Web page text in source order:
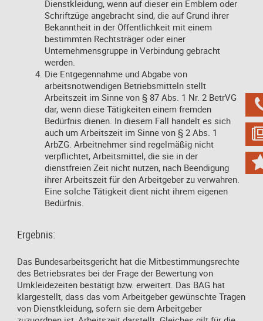
Dienstkleidung, wenn auf dieser ein Emblem oder
Schriftzüge angebracht sind, die auf Grund ihrer
Bekanntheit in der Öffentlichkeit mit einem
bestimmten Rechtsträger oder einer
Unternehmensgruppe in Verbindung gebracht
werden.
Die Entgegennahme und Abgabe von
arbeitsnotwendigen Betriebsmitteln stellt
Arbeitszeit im Sinne von § 87 Abs. 1 Nr. 2 BetrVG
dar, wenn diese Tätigkeiten einem fremden
Bedürfnis dienen. In diesem Fall handelt es sich
auch um Arbeitszeit im Sinne von § 2 Abs. 1
ArbZG. Arbeitnehmer sind regelmäßig nicht
verpflichtet, Arbeitsmittel, die sie in der
dienstfreien Zeit nicht nutzen, nach Beendigung
ihrer Arbeitszeit für den Arbeitgeber zu verwahren.
Eine solche Tätigkeit dient nicht ihrem eigenen
Bedürfnis.
Ergebnis:
Das Bundesarbeitsgericht hat die Mitbestimmungsrechte
des Betriebsrates bei der Frage der Bewertung von
Umkleidezeiten bestätigt bzw. erweitert. Das BAG hat
klargestellt, dass das vom Arbeitgeber gewünschte Tragen
von Dienstkleidung, sofern sie dem Arbeitgeber